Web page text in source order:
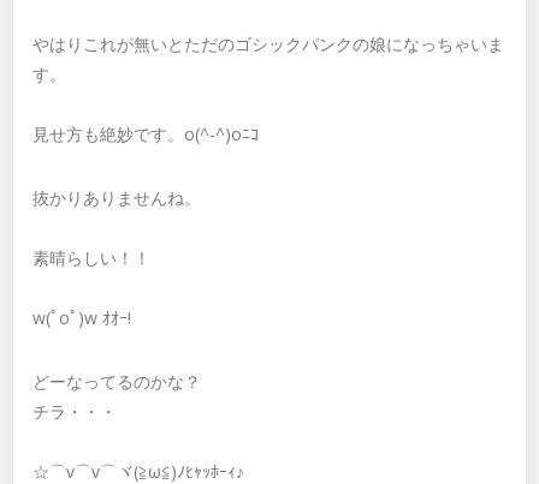
やはりこれが無いとただのゴシックパンクの娘になっちゃいま
す。
見せ方も絶妙です。o(^-^)oﾆｺ
抜かりありませんね。
素晴らしい！！
w(ﾟoﾟ)w ｵｵｰ!
どーなってるのかな？
チラ・・・
☆⌒v⌒v⌒ヾ(≧ω≦)ﾉﾋｬｯﾎｰｨ♪